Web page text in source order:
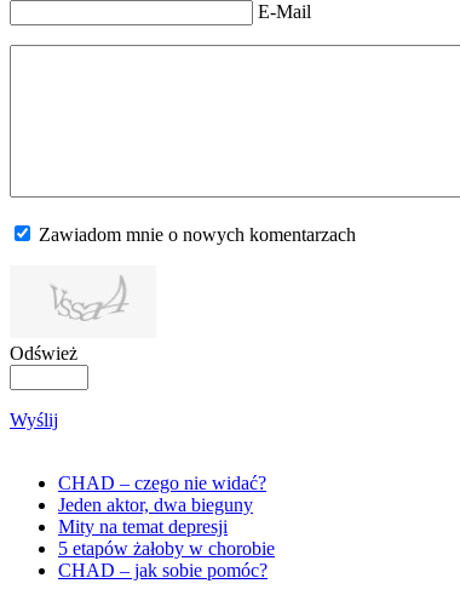
E-Mail
Zawiadom mnie o nowych komentarzach
Odśwież
Wyślij
CHAD – czego nie widać?
Jeden aktor, dwa bieguny
Mity na temat depresji
5 etapów żałoby w chorobie
CHAD – jak sobie pomóc?